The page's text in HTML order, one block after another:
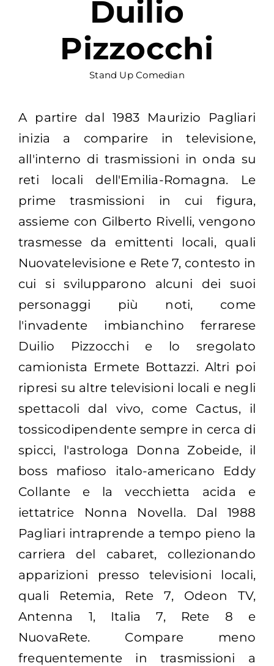
Duilio
Pizzocchi
Stand Up Comedian
A partire dal 1983 Maurizio Pagliari
inizia a comparire in televisione,
all'interno di trasmissioni in onda su
reti locali dell'Emilia-Romagna. Le
prime trasmissioni in cui figura,
assieme con Gilberto Rivelli, vengono
trasmesse da emittenti locali, quali
Nuovatelevisione e Rete 7, contesto in
cui si svilupparono alcuni dei suoi
personaggi più noti, come
l'invadente imbianchino ferrarese
Duilio Pizzocchi e lo sregolato
camionista Ermete Bottazzi. Altri poi
ripresi su altre televisioni locali e negli
spettacoli dal vivo, come Cactus, il
tossicodipendente sempre in cerca di
spicci, l'astrologa Donna Zobeide, il
boss mafioso italo-americano Eddy
Collante e la vecchietta acida e
iettatrice Nonna Novella. Dal 1988
Pagliari intraprende a tempo pieno la
carriera del cabaret, collezionando
apparizioni presso televisioni locali,
quali Retemia, Rete 7, Odeon TV,
Antenna 1, Italia 7, Rete 8 e
NuovaRete. Compare meno
frequentemente in trasmissioni a